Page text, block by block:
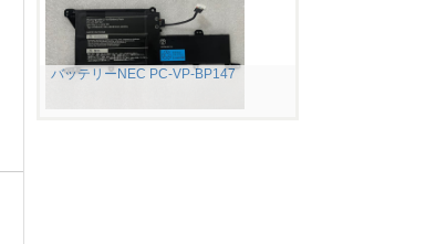
バッテリーNEC PC-VP-BP147